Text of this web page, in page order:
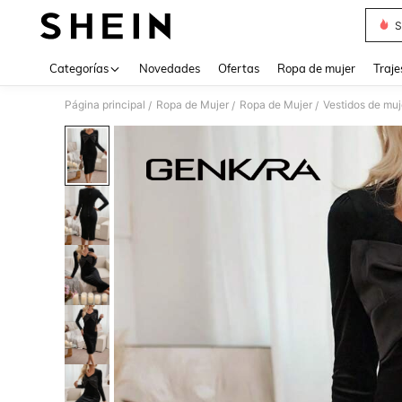
Categorías Novedades Ofertas Ropa de mujer
Página principal / Ropa de Mujer / Ropa de Mujer / Vestidos de